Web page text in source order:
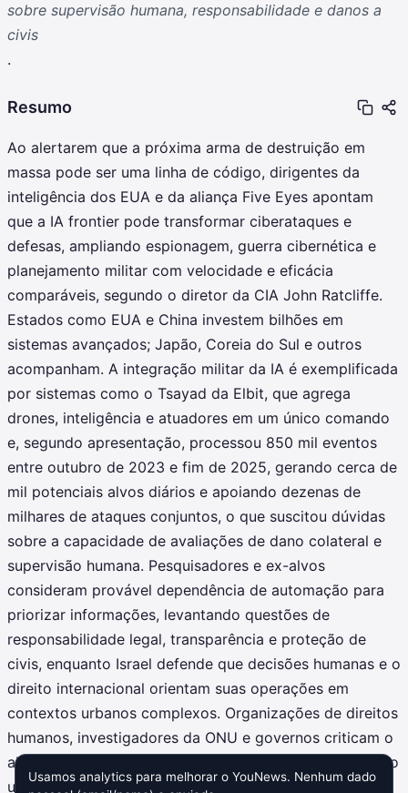
sobre supervisão humana, responsabilidade e danos a
civis
.
Resumo
Ao alertarem que a próxima arma de destruição em
massa pode ser uma linha de código, dirigentes da
inteligência dos EUA e da aliança Five Eyes apontam
que a IA frontier pode transformar ciberataques e
defesas, ampliando espionagem, guerra cibernética e
planejamento militar com velocidade e eficácia
comparáveis, segundo o diretor da CIA John Ratcliffe.
Estados como EUA e China investem bilhões em
sistemas avançados; Japão, Coreia do Sul e outros
acompanham. A integração militar da IA é exemplificada
por sistemas como o Tsayad da Elbit, que agrega
drones, inteligência e atuadores em um único comando
e, segundo apresentação, processou 850 mil eventos
entre outubro de 2023 e fim de 2025, gerando cerca de
mil potenciais alvos diários e apoiando dezenas de
milhares de ataques conjuntos, o que suscitou dúvidas
sobre a capacidade de avaliações de dano colateral e
supervisão humana. Pesquisadores e ex-alvos
consideram provável dependência de automação para
priorizar informações, levantando questões de
responsabilidade legal, transparência e proteção de
civis, enquanto Israel defende que decisões humanas e o
direito internacional orientam suas operações em
contextos urbanos complexos. Organizações de direitos
humanos, investigadores da ONU e governos criticam o
alto número de vítimas e exigem mais responsabilização
urgente já.
Usamos analytics para melhorar o YouNews. Nenhum dado